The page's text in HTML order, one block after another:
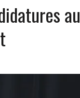
au